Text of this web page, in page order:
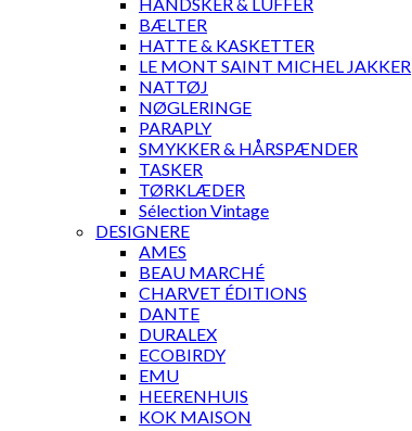
BÆLTER
HATTE & KASKETTER
LE MONT SAINT MICHEL JAKKER
NATTØJ
NØGLERINGE
PARAPLY
SMYKKER & HÅRSPÆNDER
TASKER
TØRKLÆDER
Sélection Vintage
DESIGNERE
AMES
BEAU MARCHÉ
CHARVET ÉDITIONS
DANTE
DURALEX
ECOBIRDY
EMU
HEERENHUIS
KOK MAISON